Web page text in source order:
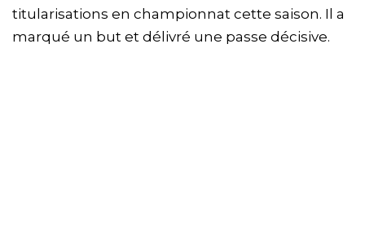
titularisations en championnat cette saison. Il a
marqué un but et délivré une passe décisive.